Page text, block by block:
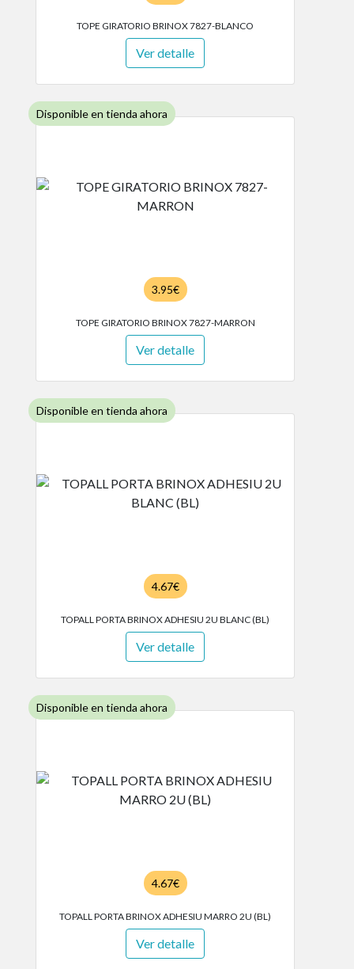
TOPE GIRATORIO BRINOX 7827-BLANCO
Ver detalle
Disponible en tienda ahora
3.95€
TOPE GIRATORIO BRINOX 7827-MARRON
Ver detalle
Disponible en tienda ahora
4.67€
TOPALL PORTA BRINOX ADHESIU 2U BLANC (BL)
Ver detalle
Disponible en tienda ahora
4.67€
TOPALL PORTA BRINOX ADHESIU MARRO 2U (BL)
Ver detalle